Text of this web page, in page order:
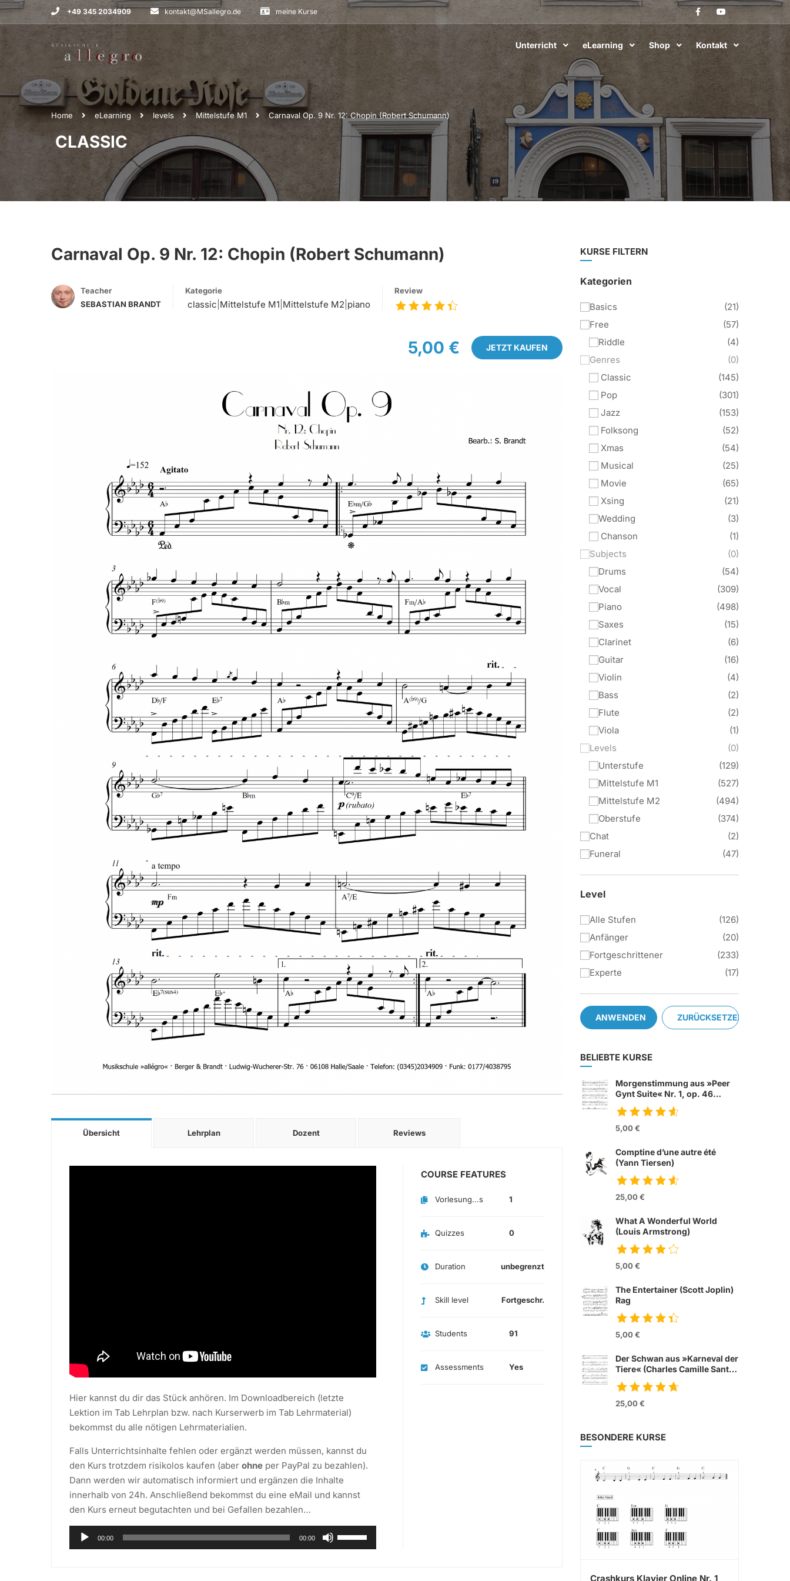
+49 345 2034909 kontakt@MSallegro.de meine Kurse
Unterricht eLearning Shop Kontakt
Home eLearning levels Mittelstufe M1 Carnaval Op. 9 Nr. 12: Chopin (Robert Schumann)
CLASSIC
Carnaval Op. 9 Nr. 12: Chopin (Robert Schumann)
Teacher
SEBASTIAN BRANDT
Kategorie
classic Mittelstufe M1 Mittelstufe M2 piano
Review
5,00 € JETZT KAUFEN
Übersicht Lehrplan Dozent Reviews
Hier kannst du dir das Stück anhören. Im Downloadbereich (letzte
Lektion im Tab Lehrplan bzw. nach Kurserwerb im Tab Lehrmaterial)
bekommst du alle nötigen Lehrmaterialien.
Falls Unterrichtsinhalte fehlen oder ergänzt werden müssen, kannst du
den Kurs trotzdem risikolos kaufen (aber ohne per PayPal zu bezahlen).
Dann werden wir automatisch informiert und ergänzen die Inhalte
innerhalb von 24h. Anschließend bekommst du eine eMail und kannst
den Kurs erneut begutachten und bei Gefallen bezahlen…
Audio-
Player
00:00 00:00
Pfeiltasten
Hoch/Runter
COURSE FEATURES
Vorlesung...s 1
Quizzes 0
Duration unbegrenzt
Skill level Fortgeschr.
Students 91
Assessments Yes
KURSE FILTERN
Kategorien
Basics
21
Free
57
Riddle
4
Genres
0
Classic
145
Pop
301
Jazz
153
Folksong
52
Xmas
54
Musical
25
Movie
65
Xsing
21
Wedding
3
Chanson
1
Subjects
0
Drums
54
Vocal
309
Piano
498
Saxes
15
Clarinet
6
Guitar
16
Violin
4
Bass
2
Flute
2
Viola
1
Levels
0
Unterstufe
129
Mittelstufe M1
527
Mittelstufe M2
494
Oberstufe
374
Chat
2
Funeral
47
Level
Alle Stufen
126
Anfänger
20
Fortgeschrittener
233
Experte
17
ANWENDEN ZURÜCKSETZEN
BELIEBTE KURSE
Morgenstimmung aus »Peer
Gynt Suite« Nr. 1, op. 46
(Edvard Grieg)
5,00 €
Comptine d’une autre été
(Yann Tiersen)
from movie »Die
fabelhafte Welt der
25,00 €
What A Wonderful World
(Louis Armstrong)
5,00 €
The Entertainer (Scott Joplin)
Rag
from movie »Tom &
Jerry«
5,00 €
Der Schwan aus »Karneval der
Tiere« (Charles Camille Sant
Saens)
25,00 €
BESONDERE KURSE
Crashkurs Klavier Online Nr. 1